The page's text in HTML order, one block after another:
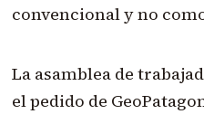
convencional y no
La asamblea de
el pedido de